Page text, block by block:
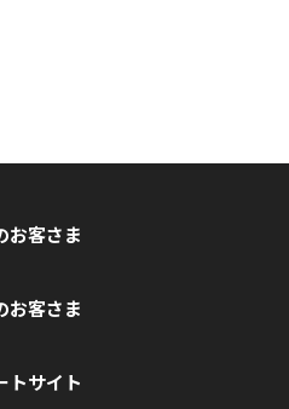
お客さま
お客さま
トサイト